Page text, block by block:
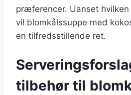
præferencer. Uanset
vil blomkålssuppe med
en tilfredsstillende ret.
tilbehør til